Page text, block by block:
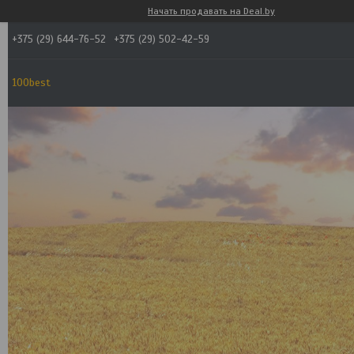
Начать продавать на Deal.by
+375 (29) 644-76-52 +375 (29) 502-42-59
100best